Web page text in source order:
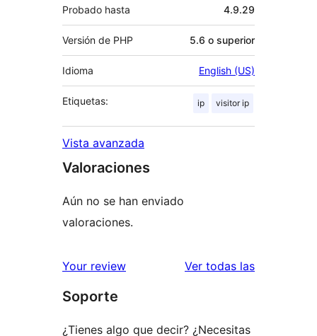
Probado hasta 4.9.29
Versión de PHP 5.6 o superior
Idioma English (US)
Etiquetas: ip visitor ip
Vista avanzada
Valoraciones
Aún no se han enviado
valoraciones.
Your review Ver todas las
Soporte
¿Tienes algo que decir? ¿Necesitas